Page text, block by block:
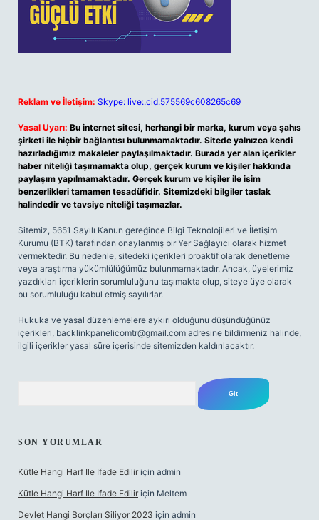
Reklam ve İletişim: Skype: live:.cid.575569c608265c69
Yasal Uyarı: Bu internet sitesi, herhangi bir marka, kurum veya şahıs
şirketi ile hiçbir bağlantısı bulunmamaktadır. Sitede yalnızca kendi
hazırladığımız makaleler paylaşılmaktadır. Burada yer alan içerikler
haber niteliği taşımamakta olup, gerçek kurum ve kişiler hakkında
paylaşım yapılmamaktadır. Gerçek kurum ve kişiler ile isim
benzerlikleri tamamen tesadüfidir. Sitemizdeki bilgiler taslak
halindedir ve tavsiye niteliği taşımazlar.
Sitemiz, 5651 Sayılı Kanun gereğince Bilgi Teknolojileri ve İletişim
Kurumu (BTK) tarafından onaylanmış bir Yer Sağlayıcı olarak hizmet
vermektedir. Bu nedenle, sitedeki içerikleri proaktif olarak denetleme
veya araştırma yükümlülüğümüz bulunmamaktadır. Ancak, üyelerimiz
yazdıkları içeriklerin sorumluluğunu taşımakta olup, siteye üye olarak
bu sorumluluğu kabul etmiş sayılırlar.
Hukuka ve yasal düzenlemelere aykırı olduğunu düşündüğünüz
içerikleri, backlinkpanelicomtr@gmail.com adresine bildirmeniz halinde,
ilgili içerikler yasal süre içerisinde sitemizden kaldırılacaktır.
SON YORUMLAR
Kütle Hangi Harf Ile Ifade Edilir için admin
Kütle Hangi Harf Ile Ifade Edilir için Meltem
Devlet Hangi Borçları Siliyor 2023 için admin